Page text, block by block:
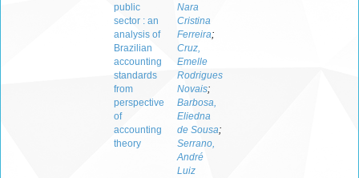
public
sector : an
analysis of
Brazilian
accounting
standards
from
perspective
of
accounting
theory
Nara
Cristina
Ferreira;
Cruz,
Emelle
Rodrigues
Novais;
Barbosa,
Eliedna
de Sousa;
Serrano,
André
Luiz